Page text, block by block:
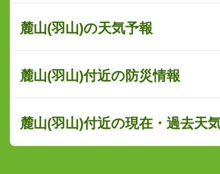
麓山(羽山)の天気予報
麓山(羽山)付近の防災情報
麓山(羽山)付近の現在・過去天